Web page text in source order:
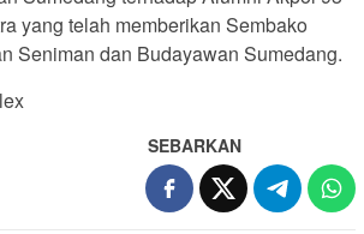
yang telah memberikan Sembako
Seniman dan Budayawan Sumedang.
SEBARKAN